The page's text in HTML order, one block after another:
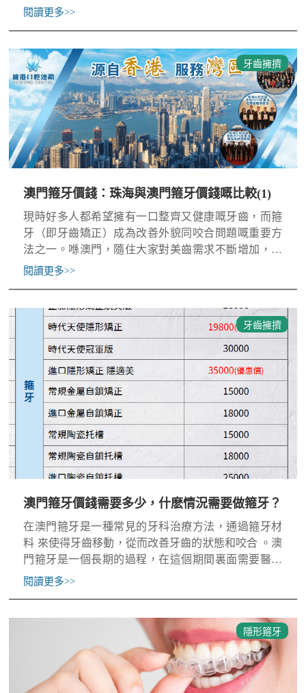
薦到珠海維港口腔進行箍牙隱適美治療。澳門箍
閱讀更多>>
牙齒擁擠
澳門箍牙價錢：珠海與澳門箍牙價錢嘅比較(1)
現時好多人都希望擁有一口整齊又健康嘅牙齒，而箍
牙（即牙齒矯正）成為改善外貌同咬合問題嘅重要方
法之一。喺澳門，隨住大家對美齒需求不斷增加，箍
牙市場亦越嚟越蓬勃。不過，好多人都發現，喺澳門
閱讀更多>>
牙齒擁擠
澳門箍牙價錢需要多少，什麽情況需要做箍牙？
在澳門箍牙是一種常見的牙科治療方法，通過箍牙材
料 來使得牙齒移動，從而改善牙齒的狀態和咬合 。澳
門箍牙是一個長期的過程，在這個期間裏面需要醫生
的親切呵護和患者的密切配合才能取得良好的效果。
閱讀更多>>
隱形箍牙